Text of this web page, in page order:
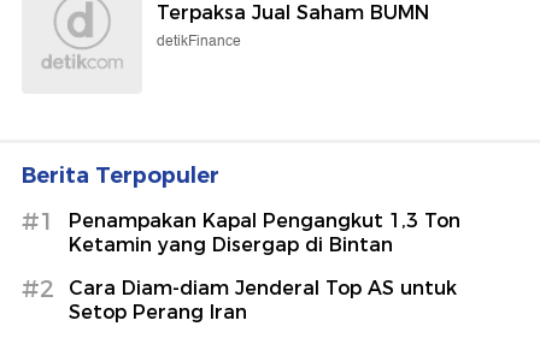
Terpaksa Jual Saham BUMN
detikFinance
Berita Terpopuler
#1
Penampakan Kapal Pengangkut 1,3 Ton
Ketamin yang Disergap di Bintan
#2
Cara Diam-diam Jenderal Top AS untuk
Setop Perang Iran